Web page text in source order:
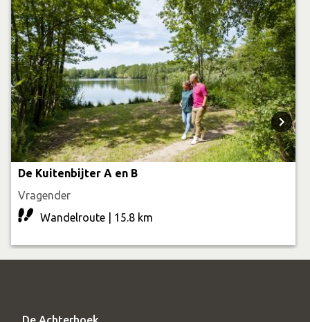
De Kuitenbijter A en B
Vragender
Wandelroute | 15.8 km